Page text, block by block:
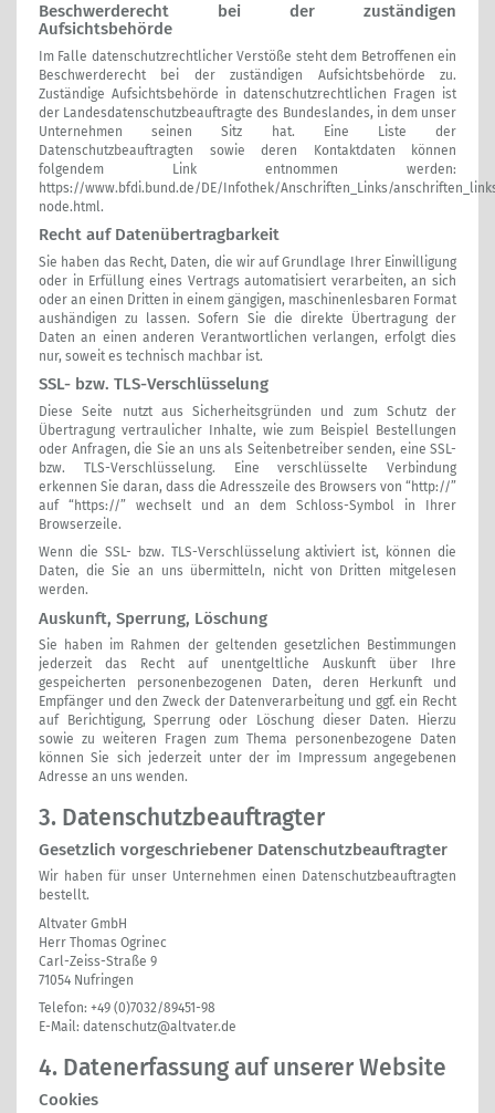
Beschwerderecht bei der zuständigen
Aufsichtsbehörde
Im Falle datenschutzrechtlicher Verstöße steht dem Betroffenen ein
Beschwerderecht bei der zuständigen Aufsichtsbehörde zu.
Zuständige Aufsichtsbehörde in datenschutzrechtlichen Fragen ist
der Landesdatenschutzbeauftragte des Bundeslandes, in dem unser
Unternehmen seinen Sitz hat. Eine Liste der
Datenschutzbeauftragten sowie deren Kontaktdaten können
folgendem Link entnommen werden:
https://www.bfdi.bund.de/DE/Infothek/Anschriften_Links/
node.html.
Recht auf Datenübertragbarkeit
Sie haben das Recht, Daten, die wir auf Grundlage Ihrer Einwilligung
oder in Erfüllung eines Vertrags automatisiert verarbeiten, an sich
oder an einen Dritten in einem gängigen, maschinenlesbaren Format
aushändigen zu lassen. Sofern Sie die direkte Übertragung der
Daten an einen anderen Verantwortlichen verlangen, erfolgt dies
nur, soweit es technisch machbar ist.
SSL- bzw. TLS-Verschlüsselung
Diese Seite nutzt aus Sicherheitsgründen und zum Schutz der
Übertragung vertraulicher Inhalte, wie zum Beispiel Bestellungen
oder Anfragen, die Sie an uns als Seitenbetreiber senden, eine SSL-
bzw. TLS-Verschlüsselung. Eine verschlüsselte Verbindung
erkennen Sie daran, dass die Adresszeile des Browsers von “http://”
auf “https://” wechselt und an dem Schloss-Symbol in Ihrer
Browserzeile.
Wenn die SSL- bzw. TLS-Verschlüsselung aktiviert ist, können die
Daten, die Sie an uns übermitteln, nicht von Dritten mitgelesen
werden.
Auskunft, Sperrung, Löschung
Sie haben im Rahmen der geltenden gesetzlichen Bestimmungen
jederzeit das Recht auf unentgeltliche Auskunft über Ihre
gespeicherten personenbezogenen Daten, deren Herkunft und
Empfänger und den Zweck der Datenverarbeitung und ggf. ein Recht
auf Berichtigung, Sperrung oder Löschung dieser Daten. Hierzu
sowie zu weiteren Fragen zum Thema personenbezogene Daten
können Sie sich jederzeit unter der im Impressum angegebenen
Adresse an uns wenden.
3. Datenschutzbeauftragter
Gesetzlich vorgeschriebener Datenschutzbeauftragter
Wir haben für unser Unternehmen einen Datenschutzbeauftragten
bestellt.
Altvater GmbH
Herr Thomas Ogrinec
Carl-Zeiss-Straße 9
71054 Nufringen
Telefon: +49 (0)7032/89451-98
E-Mail: datenschutz@altvater.de
4. Datenerfassung auf unserer Website
Cookies